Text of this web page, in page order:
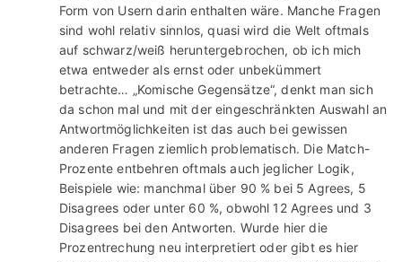
Form von Usern darin enthalten wäre. Manche Fragen
sind wohl relativ sinnlos, quasi wird die Welt oftmals
auf schwarz/weiß heruntergebrochen, ob ich mich
etwa entweder als ernst oder unbekümmert
betrachte… „Komische Gegensätze“, denkt man sich
da schon mal und mit der eingeschränkten Auswahl an
Antwortmöglichkeiten ist das auch bei gewissen
anderen Fragen ziemlich problematisch. Die Match-
Prozente entbehren oftmals auch jeglicher Logik,
Beispiele wie: manchmal über 90 % bei 5 Agrees, 5
Disagrees oder unter 60 %, obwohl 12 Agrees und 3
Disagrees bei den Antworten. Wurde hier die
Prozentrechung neu interpretiert oder gibt es hier